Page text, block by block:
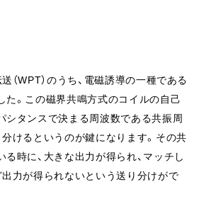
（WPT）のうち、電磁誘導の⼀種である
た。この磁界共鳴⽅式のコイルの⾃⼰
シタンスで決まる周波数である共振周
けるというのが鍵になります。その共
時に、⼤きな出⼒が得られ、マッチし
⼒が得られないという送り分けがで